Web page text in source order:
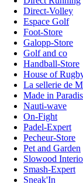
Direct-Volley
Espace Golf
Foot-Store
Galopp-Store
Golf and co
Handball-Store
House of
La sellerie de
Made in Paradis
Nauti-wave
On-Fight
Padel-Expert
Pecheur-Store
Pet and Garden
Slowood
Smash-Expert
Sneak'In